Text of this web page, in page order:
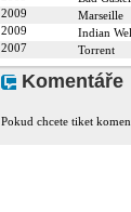
2009
Marseille
2009
Indian
2007
Torrent
Komentáře
Pokud chcete tiket